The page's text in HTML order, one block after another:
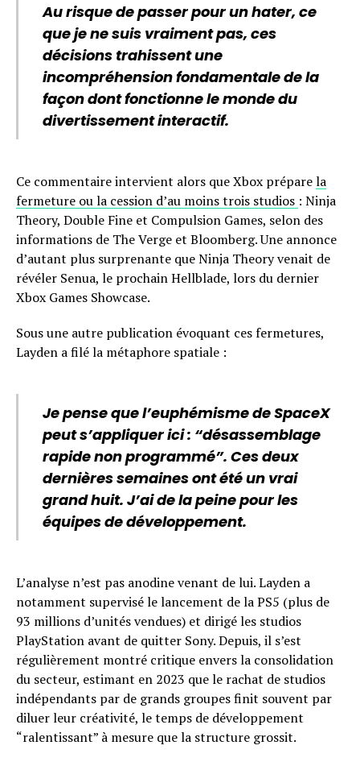
Au risque de passer pour un hater, ce
que je ne suis vraiment pas, ces
décisions trahissent une
incompréhension fondamentale de la
façon dont fonctionne le monde du
divertissement interactif.
Ce commentaire intervient alors que Xbox préparela
fermeture ou la cession d’au moins trois studios : Ninja
Theory, Double Fine et Compulsion Games, selon des
informations de The Verge et Bloomberg. Une annonce
d’autant plus surprenante que Ninja Theory venait de
révéler Senua, le prochain Hellblade, lors du dernier
Xbox Games Showcase.
Sous une autre publication évoquant ces fermetures,
Layden a filé la métaphore spatiale :
Je pense que l’euphémisme de SpaceX
peut s’appliquer ici : “désassemblage
rapide non programmé”. Ces deux
dernières semaines ont été un vrai
grand huit. J’ai de la peine pour les
équipes de développement.
L’analyse n’est pas anodine venant de lui. Layden a
notamment supervisé le lancement de la PS5 (plus de
93 millions d’unités vendues) et dirigé les studios
PlayStation avant de quitter Sony. Depuis, il s’est
régulièrement montré critique envers la consolidation
du secteur, estimant en 2023 que le rachat de studios
indépendants par de grands groupes finit souvent par
diluer leur créativité, le temps de développement
“ralentissant” à mesure que la structure grossit.